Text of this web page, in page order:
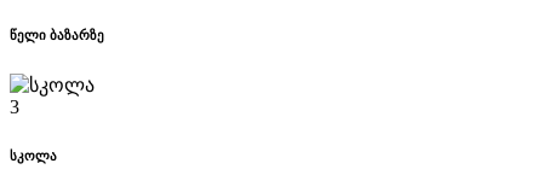
წელი ბაზარზე
3
სკოლა